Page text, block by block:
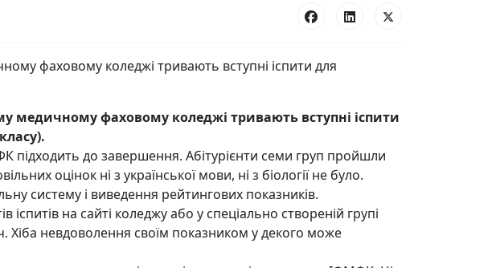
фаховому коледжі тривають вступні іспити для
медичному фаховому коледжі тривають вступні іспити
підходить до завершення. Абітурієнти семи груп пройшли
оцінок ні з української мови, ні з біології не було.
систему і виведення рейтингових показників.
на сайті коледжу або у спеціально створеній групі
Хіба невдоволення своїм показником у декого може